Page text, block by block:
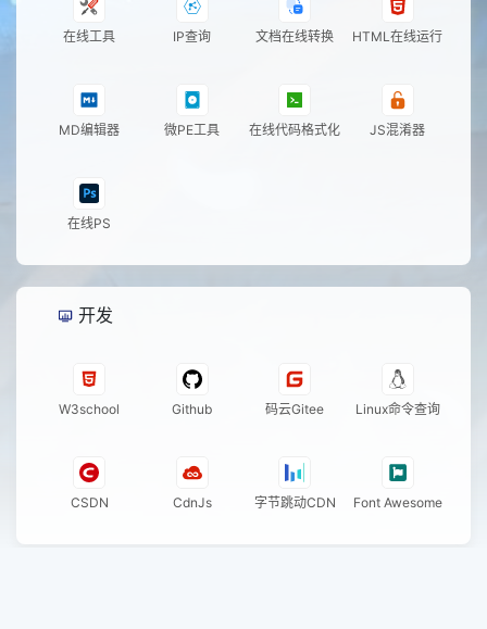
在线工具 IP查询 文档在线转换 HTML在线运行
MD编辑器 微PE工具 在线代码格式化 JS混淆器
在线PS
开发
W3school Github 码云Gitee Linux命令查询
CSDN CdnJs 字节跳动CDN Font Awesome